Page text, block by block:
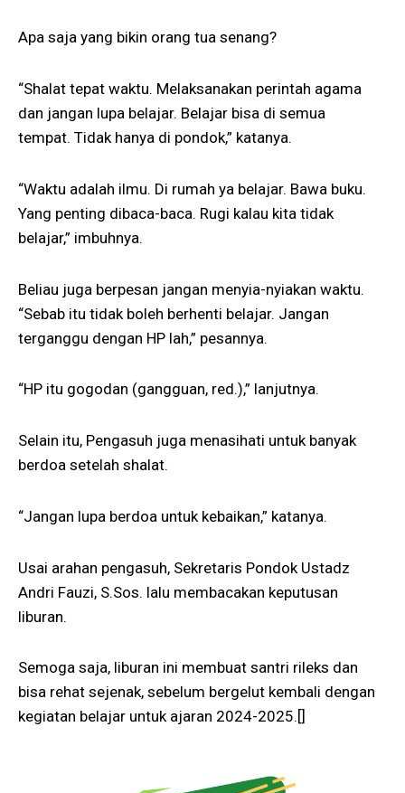
Apa saja yang bikin orang tua senang?
“Shalat tepat waktu. Melaksanakan perintah agama
dan jangan lupa belajar. Belajar bisa di semua
tempat. Tidak hanya di pondok,” katanya.
“Waktu adalah ilmu. Di rumah ya belajar. Bawa buku.
Yang penting dibaca-baca. Rugi kalau kita tidak
belajar,” imbuhnya.
Beliau juga berpesan jangan menyia-nyiakan waktu.
“Sebab itu tidak boleh berhenti belajar. Jangan
terganggu dengan HP lah,” pesannya.
“HP itu gogodan (gangguan, red.),” lanjutnya.
Selain itu, Pengasuh juga menasihati untuk banyak
berdoa setelah shalat.
“Jangan lupa berdoa untuk kebaikan,” katanya.
Usai arahan pengasuh, Sekretaris Pondok Ustadz
Andri Fauzi, S.Sos. lalu membacakan keputusan
liburan.
Semoga saja, liburan ini membuat santri rileks dan
bisa rehat sejenak, sebelum bergelut kembali dengan
kegiatan belajar untuk ajaran 2024-2025.[]